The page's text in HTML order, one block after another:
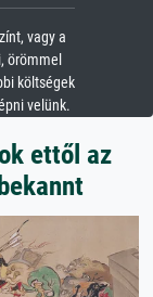
vagy a
örömmel
költségek
velünk.
ettől az